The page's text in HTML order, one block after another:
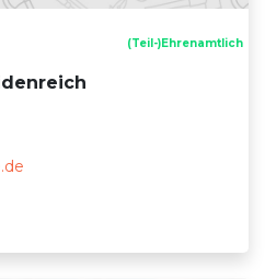
(Teil-)Ehrenamtlich